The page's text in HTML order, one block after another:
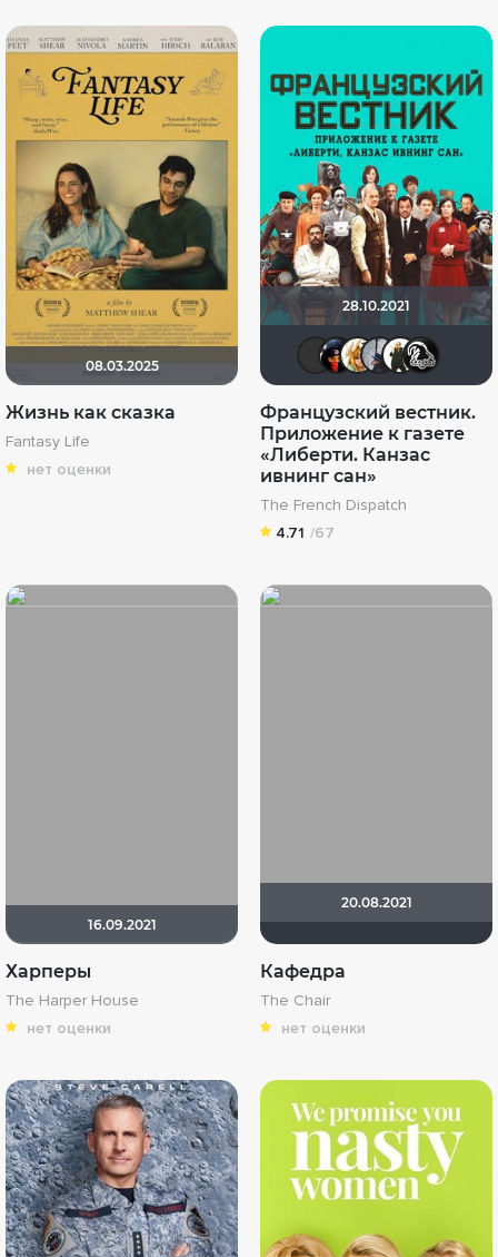
08.03.2025
Жизнь как сказка
Fantasy Life
нет оценки
28.10.2021
kodziJester
Французский вестник.
Приложение к газете
«Либерти. Канзас
ивнинг сан»
The French Dispatch
4.71 /67
16.09.2021
Харперы
The Harper House
нет оценки
20.08.2021
Кафедра
The Chair
нет оценки